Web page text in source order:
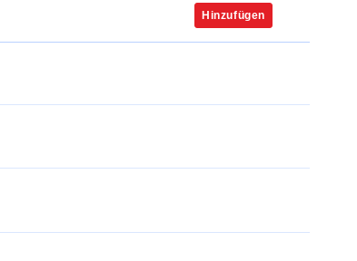
Hinzufügen